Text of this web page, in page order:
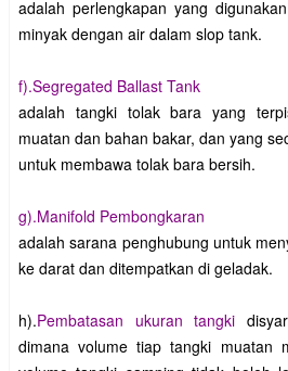
adalah perlengkapan yang
minyak dengan air dalam slop tank.
f).Segregated Ballast Tank
adalah tangki tolak bara yang
muatan dan bahan bakar, dan yang
untuk membawa tolak bara bersih.
g).Manifold Pembongkaran
adalah sarana penghubung untuk
ke darat dan ditempatkan di geladak.
h).Pembatasan ukuran tangki
dimana volume tiap tangki muatan